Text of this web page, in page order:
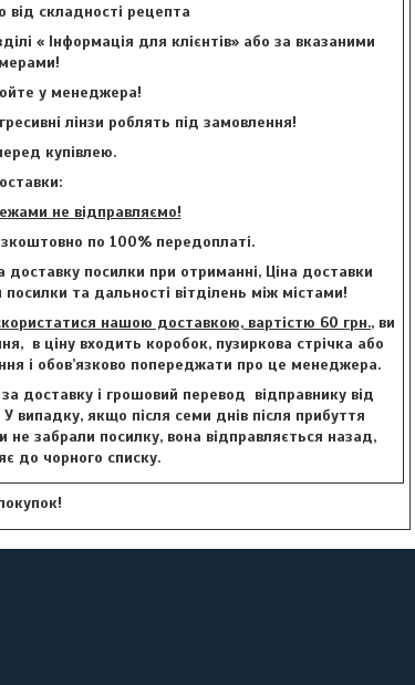
від складності рецепта
« Інформація для клієнтів» або за вказаними
у менеджера!
лінзи роблять під замовлення!
купівлею.
не відправляємо!
по 100% передоплаті.
посилки при отриманні, Ціна доставки
та дальності вітділень між містами!
нашою доставкою, вартістю 60 грн., ви
в ціну входить коробок, пузиркова стрічка або
і обов’язково попереджати про це менеджера.
доставку і грошовий перевод відправнику від
У випадку, якщо після семи днів після прибуття
забрали посилку, вона відправляється назад,
до чорного списку.